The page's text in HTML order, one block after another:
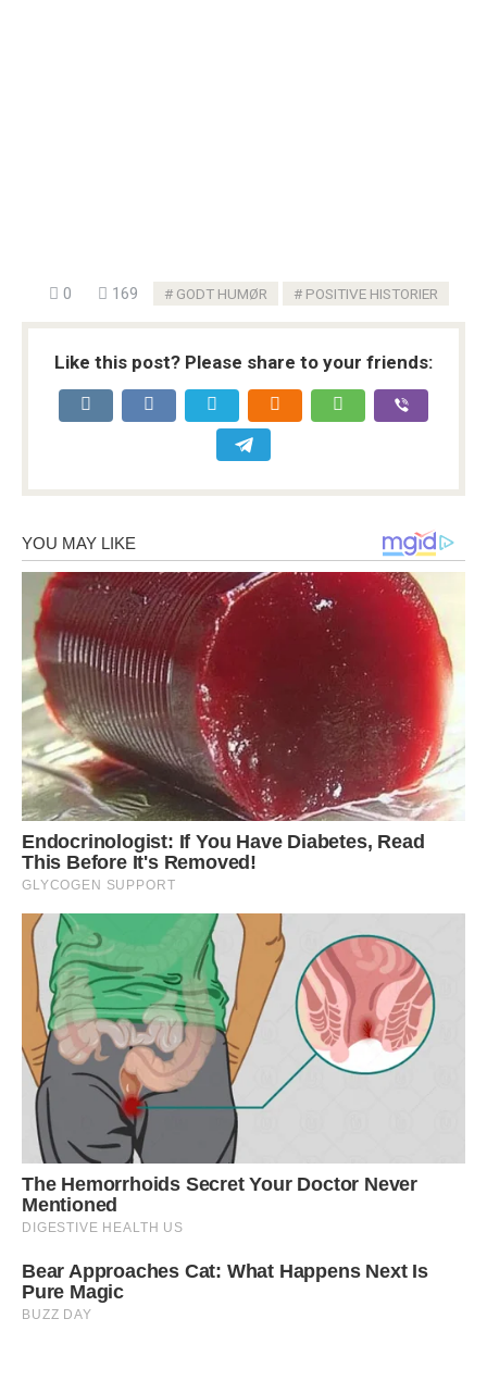
0 169 GODT HUMØR POSITIVE HISTORIER
Like this post? Please share to your friends: